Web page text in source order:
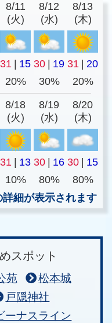
8/11
(火)
8/12
(水)
8/13
(木)
31 15 30 19 31
20
20% 30% 20%
8/18
(火)
8/19
(水)
8/20
(木)
31 13 30 16 30
15
10% 80%
80%
細が表示されます
スポット
苑
松本城
戸隠神社
ーナスライン